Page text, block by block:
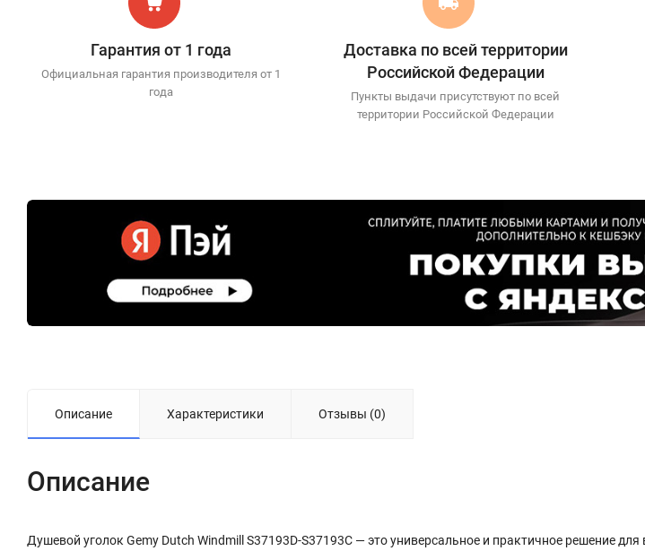
Гарантия от 1 года
Официальная гарантия производителя от 1
года
Доставка по всей территории
Российской Федерации
Пункты выдачи присутствуют по всей
территории Российской Федерации
Описание Характеристики Отзывы (0)
Описание
Душевой уголок Gemy Dutch Windmill S37193D-S37193C — это универсальное и практичное решение